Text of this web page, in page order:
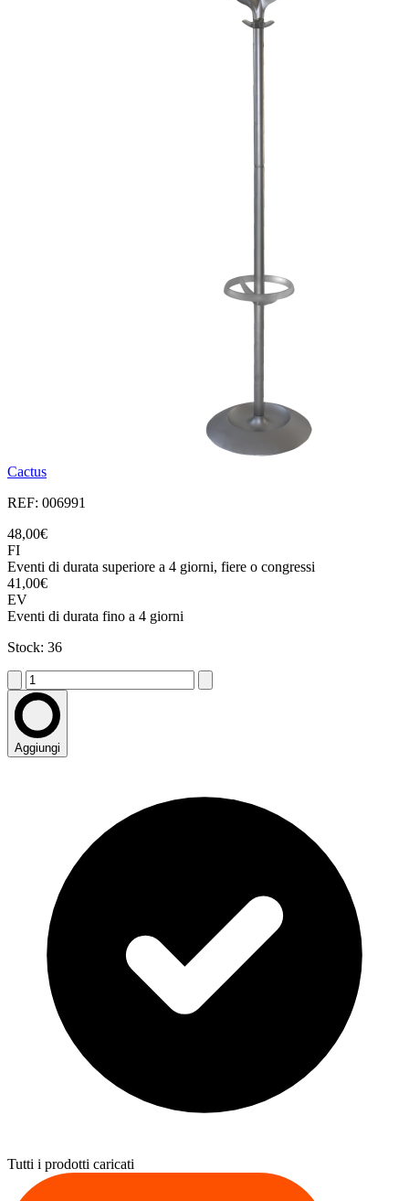
Cactus
REF: 006991
48,00€
FI
Eventi di durata superiore a 4 giorni, fiere o congressi
41,00€
EV
Eventi di durata fino a 4 giorni
Stock: 36
Aggiungi
Tutti i prodotti caricati